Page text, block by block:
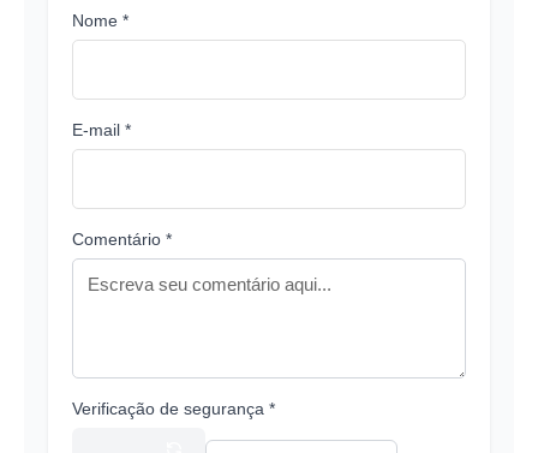
Nome *
E-mail *
Comentário *
Verificação de segurança *